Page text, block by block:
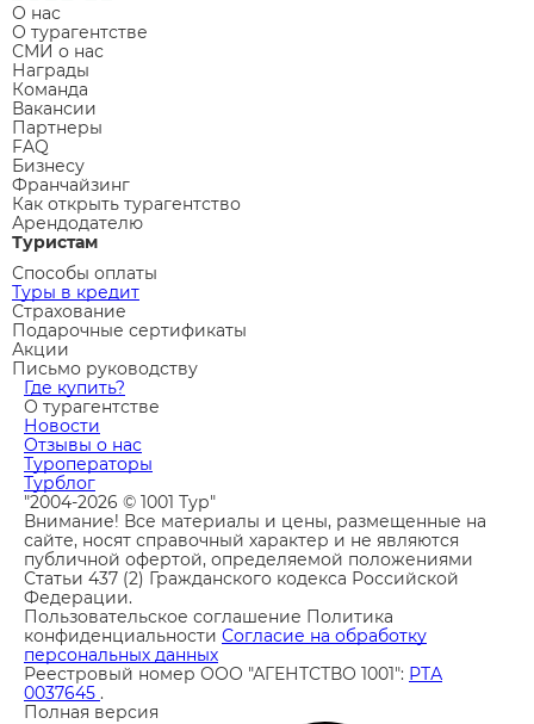
О нас
О турагентстве
СМИ о нас
Награды
Команда
Вакансии
Партнеры
FAQ
Бизнесу
Франчайзинг
Как открыть турагентство
Арендодателю
Туристам
Способы оплаты
Туры в кредит
Страхование
Подарочные сертификаты
Акции
Письмо руководству
Где купить?
О турагентстве
Новости
Отзывы о нас
Туроператоры
Турблог
"2004-2026 © 1001 Тур"
Внимание! Все материалы и цены, размещенные на
сайте, носят справочный характер и не являются
публичной офертой, определяемой положениями
Статьи 437 (2) Гражданского кодекса Российской
Федерации.
Пользовательское соглашение Политика
конфиденциальности Согласие на обработку
персональных данных
Реестровый номер ООО "АГЕНТСТВО 1001": РТА
0037645 .
Полная версия